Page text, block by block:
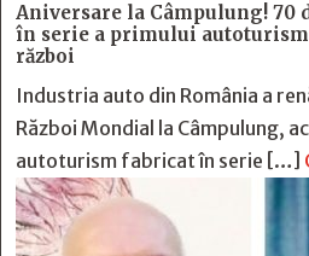
Aniversare la Câmpulung! 70
în serie a primului autoturism
război
Industria auto din România a
Război Mondial la Câmpulung,
autoturism fabricat în serie […]